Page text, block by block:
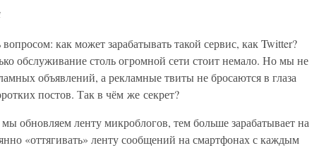
как может зарабатывать такой сервис, как Twitter?
обслуживание столь огромной сети стоит немало. Но мы не
объявлений, а рекламные твиты не бросаются в глаза
постов. Так в чём же секрет?
обновляем ленту микроблогов, тем больше зарабатывает на
«оттягивать» ленту сообщений на смартфонах с каждым